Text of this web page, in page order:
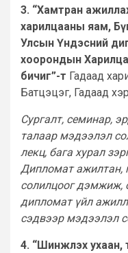
3. “Хамтран
харилцааны яам,
Улсын Үндэсний
хоорондын
бичиг”-т Гадаад
Батцэцэг, Гадаад
Сургалт, семинар,
талаар мэдээлэл
лекц, бага хурал
Дипломат ажилтан,
солилцоог дэмжиж,
дипломат үйл
сэдвээр мэдээлэл
4. “Шинжлэх ухаан,